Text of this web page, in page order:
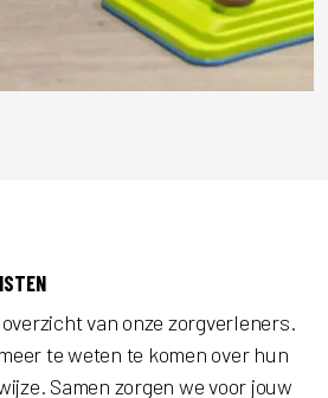
van onze zorgverleners.
te weten te komen over hun
Samen zorgen we voor jouw